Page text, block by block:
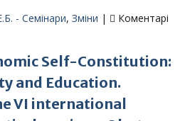
- Семінари, Зміни |
Коментарі
Self-Constitution:
and Education.
VI international